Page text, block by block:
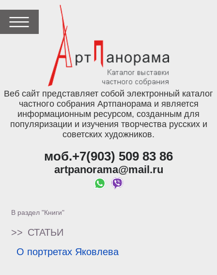
Веб сайт представляет собой электронный каталог
частного собрания Артпанорама и является
информационным ресурсом, созданным для
популяризации и изучения творчества русских и
советских художников.
моб.+7(903) 509 83 86
artpanorama@mail.ru
В раздел "Книги"
>> СТАТЬИ
О портретах Яковлева